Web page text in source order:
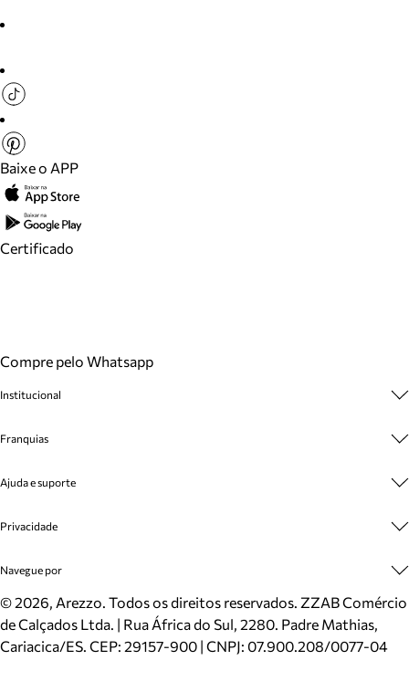
Baixe o APP
Certificado
Compre pelo Whatsapp
Institucional
Cashback
Venda Corporativa
Mapa do Site
Inverno
Mundo Arezzo
Franquias
Plano de Negócio
Ajuda e suporte
Cadastro
Meus Pedidos
Trocas e Devoluções
Cartão Presente
Localizador de lojas
Privacidade
Politica e Privacidade
Navegue por
Sapatos
Bolsas
Scarpins
©2026, Arezzo. Todos os direitos reservados. ZZAB Comércio
de Calçados Ltda. | Rua África do Sul, 2280. Padre Mathias,
Cariacica/ES. CEP: 29157-900 | CNPJ: 07.900.208/0077-04